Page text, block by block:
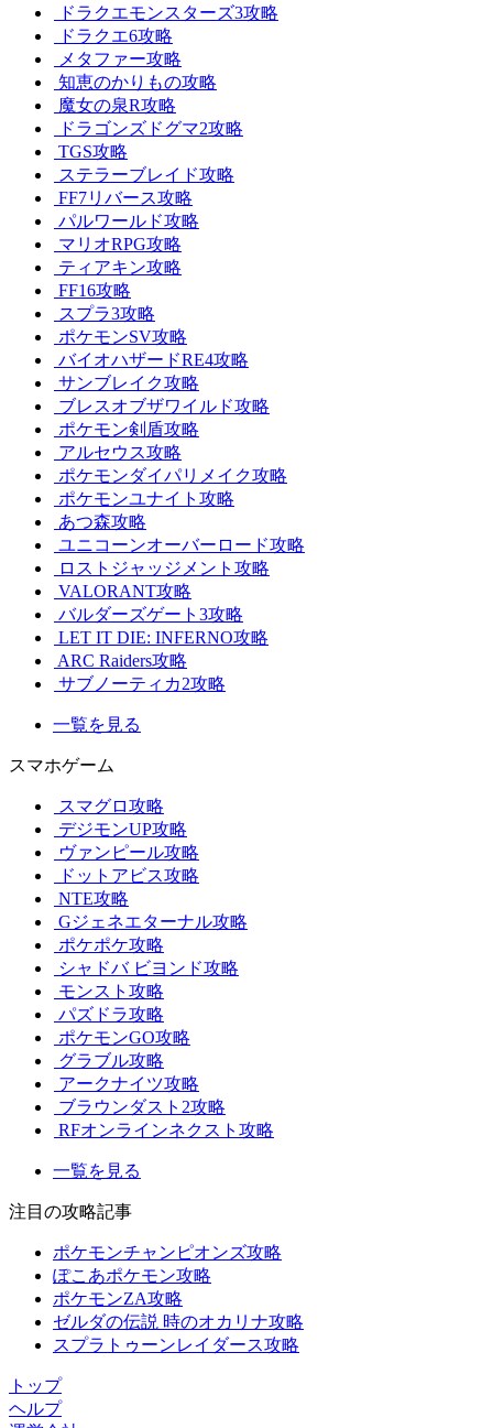
ドラクエモンスターズ3攻略
ドラクエ6攻略
メタファー攻略
知恵のかりもの攻略
魔女の泉R攻略
ドラゴンズドグマ2攻略
TGS攻略
ステラーブレイド攻略
FF7リバース攻略
パルワールド攻略
マリオRPG攻略
ティアキン攻略
FF16攻略
スプラ3攻略
ポケモンSV攻略
バイオハザードRE4攻略
サンブレイク攻略
ブレスオブザワイルド攻略
ポケモン剣盾攻略
アルセウス攻略
ポケモンダイパリメイク攻略
ポケモンユナイト攻略
あつ森攻略
ユニコーンオーバーロード攻略
ロストジャッジメント攻略
VALORANT攻略
バルダーズゲート3攻略
LET IT DIE: INFERNO攻略
ARC Raiders攻略
サブノーティカ2攻略
一覧を見る
スマホゲーム
スマグロ攻略
デジモンUP攻略
ヴァンピール攻略
ドットアビス攻略
NTE攻略
Gジェネエターナル攻略
ポケポケ攻略
シャドバ ビヨンド攻略
モンスト攻略
パズドラ攻略
ポケモンGO攻略
グラブル攻略
アークナイツ攻略
ブラウンダスト2攻略
RFオンラインネクスト攻略
一覧を見る
注目の攻略記事
ポケモンチャンピオンズ攻略
ぽこあポケモン攻略
ポケモンZA攻略
ゼルダの伝説 時のオカリナ攻略
スプラトゥーンレイダース攻略
トップ
ヘルプ